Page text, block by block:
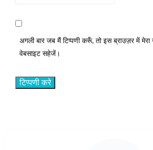
अगली बार जब मैं टिप्पणी करूँ, तो इस ब्राउज़र में
वेबसाइट सहेजें।